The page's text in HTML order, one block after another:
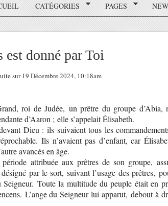
CATÉGORIES PAGES
donné par Toi
sur 19 Décembre 2024, 10:18am
roi de Judée, un prêtre du groupe d’Abia,
d’Aaron ; elle s’appelait Élisabeth.
Dieu : ils suivaient tous les
Ils n’avaient pas d’enfant, car
avancés en âge.
attribuée aux prêtres de son groupe,
par le sort, suivant l’usage des prêtres,
Toute la multitude du peuple était en
L’ange du Seigneur lui apparut, debout à